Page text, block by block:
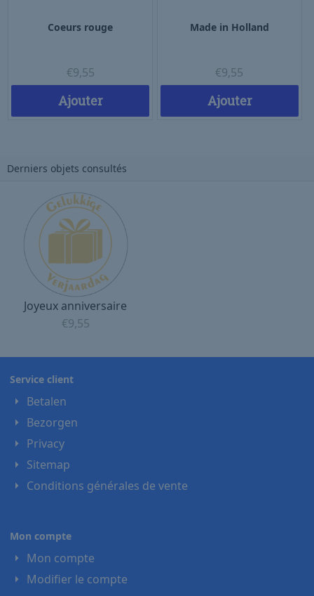
Coeurs rouge
€9,55
Ajouter
Made in Holland
€9,55
Ajouter
Derniers objets consultés
Joyeux anniversaire
€9,55
Service client
Betalen
Bezorgen
Privacy
Sitemap
Conditions générales de vente
Mon compte
Mon compte
Modifier le compte